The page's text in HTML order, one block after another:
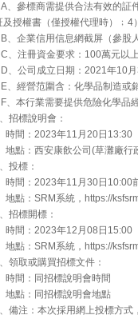
參標商需提供合法有效的証
及授權書（僅授權代理時）﹔4
企業信用信息網截屏（參股
注冊資金要求：100萬元以上
公司成立日期：2021年10月
經營范圍含：化學品制造或
本行業需要提供危險化學品
招標說明會：
間：2023年11月20日13:30
點：西安康飲公司(草灘廠行
投標：
間：2023年11月30日10:00前
點：SRM系統，https://
招標開標：
間：2023年12月08日15:00（
點：SRM系統，https://
領取或購買招標文件：
間：同招標說明會時間
點：同招標說明會地點
備注：本次採用網上投標方式